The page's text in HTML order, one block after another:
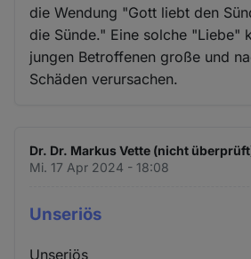
die Wendung "Gott liebt den
die Sünde." Eine solche "Liebe"
jungen Betroffenen große und
Schäden verursachen.
Dr. Dr. Markus Vette (nicht
Mi. 17 Apr 2024 - 18:08
Unseriös
Unseriös